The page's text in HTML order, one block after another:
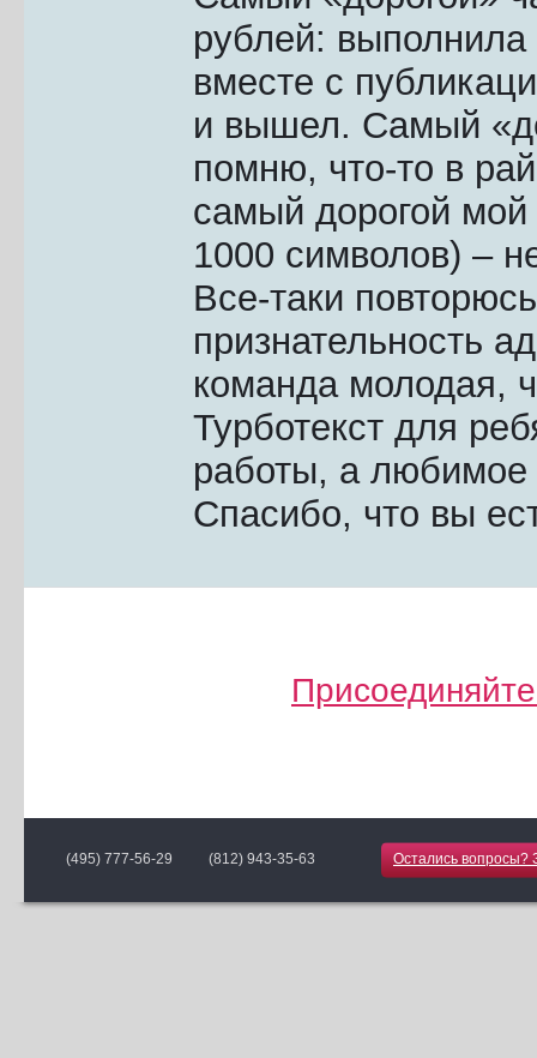
рублей: выполнила
вместе с
и вышел. Самый
помню, что-то в
самый дорогой мой
1000 символов) –
Все-таки
признательность
команда молодая,
Турботекст для
работы, а любимое
Спасибо, что вы
(495) 777-56-29 (812) 943-35-63 Остались вопросы?